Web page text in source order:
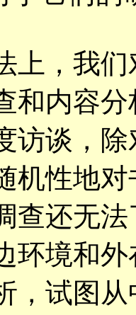
，我们
和内容
访谈，
机性地
查还无
环境和
，试图